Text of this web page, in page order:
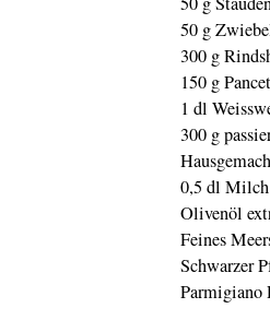
50 g
300 g
150 g
1 dl
300 g
0,5 dl Milch
Olivenöl
Feines
Schwarzer
Parmigiano